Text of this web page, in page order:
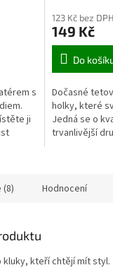
s
ji
123 Kč bez DPH
149 Kč
Do
Dočasné
holky, které
Jedná se o
trvanlivější
Hodnocení
kteří chtějí mít styl.